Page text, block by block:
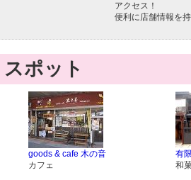
アクセス！
便利に店舗情報を
ポット
goods & cafe 木の音
カフェ
有
和